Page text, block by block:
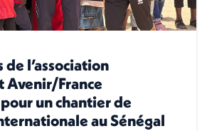
l’association
Avenir/France
un chantier de
au Sénégal